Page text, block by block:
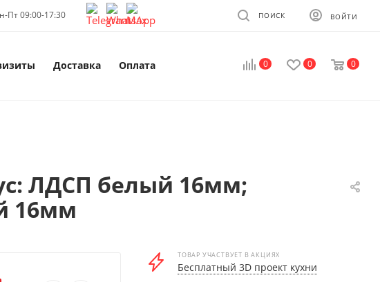
Пт 09:00-17:30 ВОЙТИ
ПОИСК
0 0 0
Доставка Оплата
ЛДСП белый 16мм;
16мм
ТОВАР УЧАСТВУЕТ В АКЦИЯХ
Бесплатный 3D проект кухни